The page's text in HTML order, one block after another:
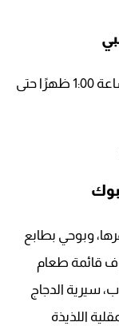
يعمل المطعم طوال أيام الأسبوع من الساعة 1:00 ظهرًا حتى
وبوحي بطابع
قائمة طعام
سيرية الدجاج
اللذيذة